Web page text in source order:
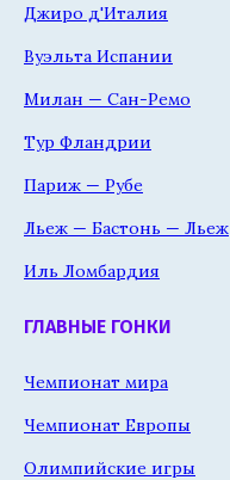
Джиро д'Италия
Вуэльта Испании
Милан — Сан-Ремо
Тур Фландрии
Париж — Рубе
Льеж — Бастонь — Льеж
Иль Ломбардия
ГЛАВНЫЕ ГОНКИ
Чемпионат мира
Чемпионат Европы
Олимпийские игры